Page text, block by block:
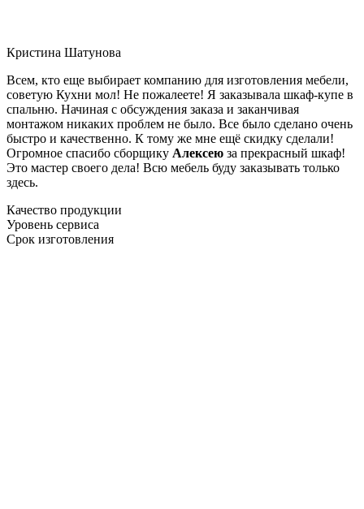
Кристина Шатунова
Всем, кто еще выбирает компанию для изготовления мебели,
советую Кухни мол! Не пожалеете! Я заказывала шкаф-купе в
спальню. Начиная с обсуждения заказа и заканчивая
монтажом никаких проблем не было. Все было сделано очень
быстро и качественно. К тому же мне ещё скидку сделали!
Огромное спасибо сборщику Алексею за прекрасный шкаф!
Это мастер своего дела! Всю мебель буду заказывать только
здесь.
Качество продукции
Уровень сервиса
Срок изготовления